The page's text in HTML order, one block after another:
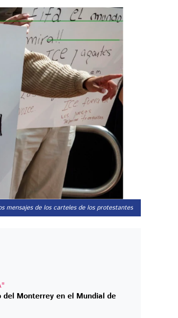
mensajes de los carteles de los protestantes.
Monterrey en el Mundial de